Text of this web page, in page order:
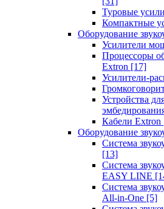
Туровые
Компактные
Оборудование
Усилители
Процессоры
Extron [17]
Усилители-
Устройства
Кабели Extron
Оборудование
Система
[13]
Система
EASY LINE
Система
All-in-One [5]